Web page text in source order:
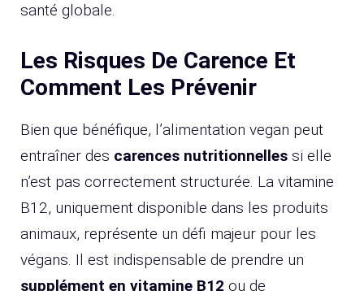
santé globale.
Les Risques De Carence Et
Comment Les Prévenir
Bien que bénéfique, l’alimentation vegan peut
entraîner des carences nutritionnelles si elle
n’est pas correctement structurée. La vitamine
B12, uniquement disponible dans les produits
animaux, représente un défi majeur pour les
végans. Il est indispensable de prendre un
supplément en vitamine B12 ou de